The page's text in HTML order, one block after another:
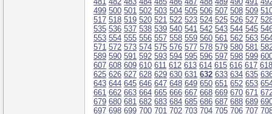
499 500 501 502 503 504 505 506 507 508 509
517 518 519 520 521 522 523 524 525 526 527
535 536 537 538 539 540 541 542 543 544 545
553 554 555 556 557 558 559 560 561 562 563
571 572 573 574 575 576 577 578 579 580 581
589 590 591 592 593 594 595 596 597 598 599
607 608 609 610 611 612 613 614 615 616 617 618
625 626 627 628 629 630 631 632 633 634 635
643 644 645 646 647 648 649 650 651 652 653
661 662 663 664 665 666 667 668 669 670 671
679 680 681 682 683 684 685 686 687 688 689
697 698 699 700 701 702 703 704 705 706 707